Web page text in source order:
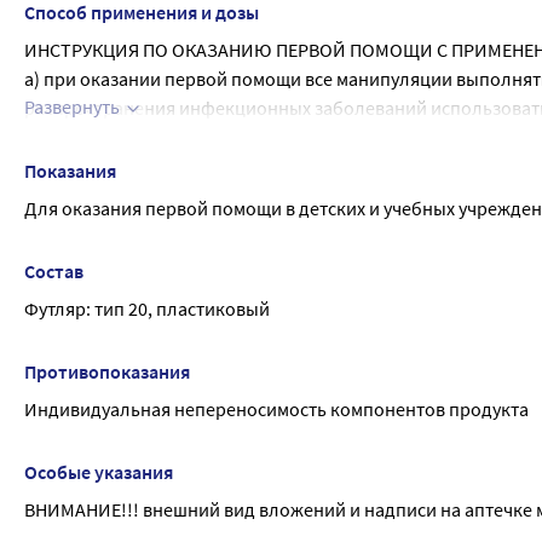
Способ применения и дозы
ИНСТРУКЦИЯ ПО ОКАЗАНИЮ ПЕРВОЙ ПОМОЩИ С
а) при оказании первой помощи все манипуляции
распространения инфекционных заболеваний
кровоостанавливающий (п. 4 Состава аптечки) выше места
рану давящую (тугую) повязку (п. 5 - 8 Состава аптечки);
в) при отсутствии у лица, которому оказывают первую
г) при наличии раны наложить давящую (тугую) повязку,
аптечки). При отсутствии кровотечения из раны и
бактерицидный (п. 10 -11 Состава аптечки);
д) покрывало спасательное изотермическое (п. 12 Состава
переохлаждения; золотой стороной к телу для защиты от
Развернуть
Показания
Для оказания первой помощи в детских и учебных
Состав
Футляр: тип 20, пластиковый
Противопоказания
Индивидуальная непереносимость компонентов продукта
Особые указания
ВНИМАНИЕ!!! внешний вид вложений и надписи на аптечке